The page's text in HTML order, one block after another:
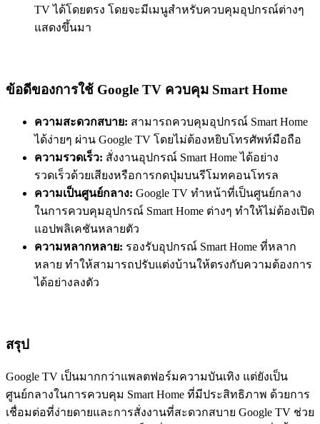
TV ได้โดยตรง โดยจะมีเมนูสำหรับควบคุมอุปกรณ์ต่างๆ
แสดงขึ้นมา
ข้อดีของการใช้ Google TV ควบคุม Smart Home
ความสะดวกสบาย: สามารถควบคุมอุปกรณ์ Smart Home
ได้ง่ายๆ ผ่าน Google TV โดยไม่ต้องหยิบโทรศัพท์มือถือ
ความรวดเร็ว: สั่งงานอุปกรณ์ Smart Home ได้อย่าง
รวดเร็วด้วยเสียงหรือการกดปุ่มบนรีโมทคอนโทรล
ความเป็นศูนย์กลาง: Google TV ทำหน้าที่เป็นศูนย์กลาง
ในการควบคุมอุปกรณ์ Smart Home ต่างๆ ทำให้ไม่ต้องเปิด
แอปพลิเคชันหลายตัว
ความหลากหลาย: รองรับอุปกรณ์ Smart Home ที่หลาก
หลาย ทำให้สามารถปรับแต่งบ้านให้ตรงกับความต้องการ
ได้อย่างลงตัว
สรุป
Google TV เป็นมากกว่าแพลตฟอร์มความบันเทิง แต่ยังเป็น
ศูนย์กลางในการควบคุม Smart Home ที่มีประสิทธิภาพ ด้วยการ
เชื่อมต่อที่ง่ายดายและการสั่งงานที่สะดวกสบาย Google TV ช่วย